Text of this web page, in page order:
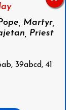
Martyr,
Priest
39abcd, 41